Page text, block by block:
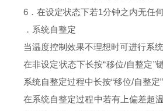
6．在设定状态下若1分钟之内无任
．系统自整定
当温度控制效果不理想时可进行系
在非设定状态下长按“移位/自整定
系统自整定过程中长按“移位/自整
在系统自整定过程中若有上偏差超